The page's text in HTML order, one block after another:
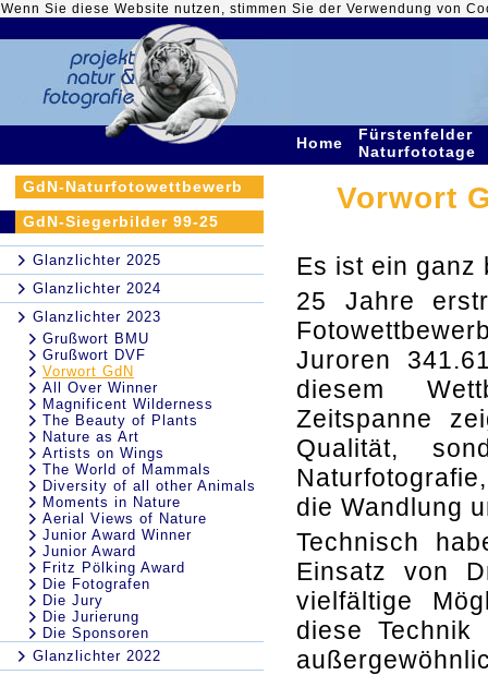
Wenn Sie diese Website nutzen, stimmen Sie der Verwendung von
Home
Fürstenfelder
Naturfototage
GdN-Naturfotowettbewerb
GdN-Siegerbilder 99-25
Glanzlichter 2025
Glanzlichter 2024
Glanzlichter 2023
Grußwort BMU
Grußwort DVF
Vorwort GdN
All Over Winner
Magnificent Wilderness
The Beauty of Plants
Nature as Art
Artists on Wings
The World of Mammals
Diversity of all other Animals
Moments in Nature
Aerial Views of Nature
Junior Award Winner
Junior Award
Fritz Pölking Award
Die Fotografen
Die Jury
Die Jurierung
Die Sponsoren
Glanzlichter 2022
Vorwort
Es ist ein ganz
25 Jahre
Juroren
diesem
Zeitspanne
Qualität,
die Wandlung
Technisch
Einsatz von
vielfältige
diese